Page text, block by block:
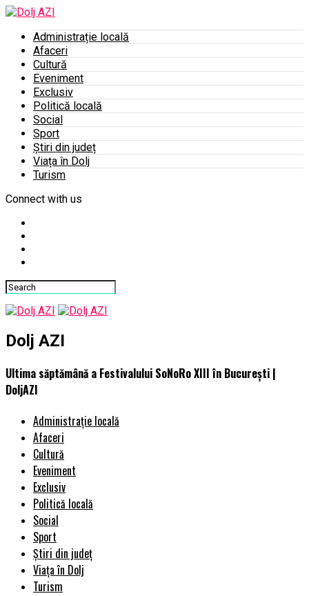
Administrație locală
Afaceri
Cultură
Eveniment
Exclusiv
Politică locală
Social
Sport
Știri din județ
Viața în Dolj
Turism
Connect with us
Dolj AZI
Ultima săptămână a Festivalului SoNoRo XIII în București |
DoljAZI
Administrație locală
Afaceri
Cultură
Eveniment
Exclusiv
Politică locală
Social
Sport
Știri din județ
Viața în Dolj
Turism